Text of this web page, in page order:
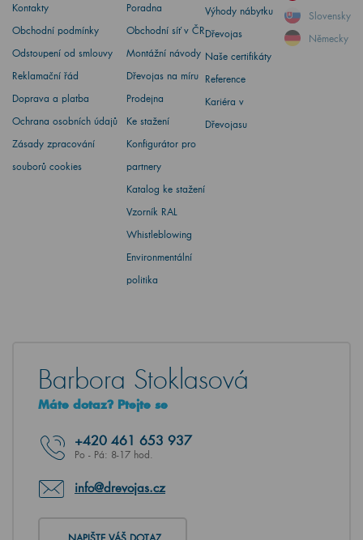
Kontakty
Obchodní podmínky
Odstoupení od smlouvy
Reklamační řád
Doprava a platba
Ochrana osobních údajů
Zásady zpracování
souborů cookies
Poradna
Obchodní síť v ČR
Montážní návody
Dřevojas na míru
Prodejna
Ke stažení
Konfigurátor pro
partnery
Katalog ke stažení
Vzorník RAL
Whistleblowing
Environmentální
politika
Výhody nábytku
Dřevojas
Naše certifikáty
Reference
Kariéra v
Dřevojasu
Slovensky
Německy
Barbora Stoklasová
Máte dotaz? Ptejte se
+420 461 653 937
Po - Pá: 8-17 hod.
info@drevojas.cz